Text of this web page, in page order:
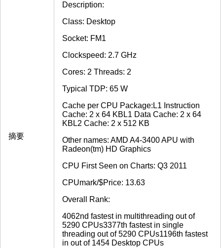
摘要
Description:
Class: Desktop
Socket: FM1
Clockspeed: 2.7 GHz
Cores: 2 Threads: 2
Typical TDP: 65 W
Cache per CPU Package:L1 Instruction
Cache: 2 x 64 KBL1 Data Cache: 2 x 64
KBL2 Cache: 2 x 512 KB
Other names: AMD A4-3400 APU with
Radeon(tm) HD Graphics
CPU First Seen on Charts: Q3 2011
CPUmark/$Price: 13.63
Overall Rank:
4062nd fastest in multithreading out of
5290 CPUs3377th fastest in single
threading out of 5290 CPUs1196th fastest
in out of 1454 Desktop CPUs